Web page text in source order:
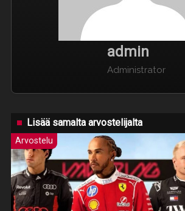
admin
Administrator
Lisää samalta arvostelijalta
Arvostelu